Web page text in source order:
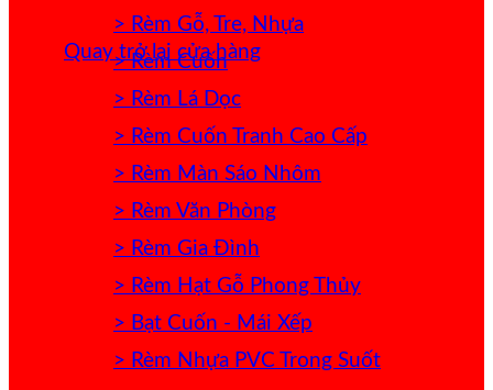
Quay trở lại cửa hàng
> Rèm Gỗ, Tre, Nhựa
> Rèm Cuốn
> Rèm Lá Dọc
> Rèm Cuốn Tranh Cao Cấp
> Rèm Màn Sáo Nhôm
> Rèm Văn Phòng
> Rèm Gia Đình
> Rèm Hạt Gỗ Phong Thủy
> Bạt Cuốn - Mái Xếp
> Rèm Nhựa PVC Trong Suốt